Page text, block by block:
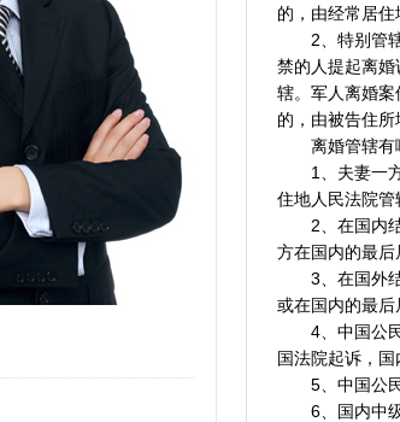
的，由经常居住
2、特别管
禁的人提起离
辖。军人离婚
的，由被告住所
离婚管辖有
1、夫妻一
住地人民法院管
2、在国内
方在国内的最后
3、在国外
或在国内的最后
4、中国公
国法院起诉，国
5、中国公
6、国内中